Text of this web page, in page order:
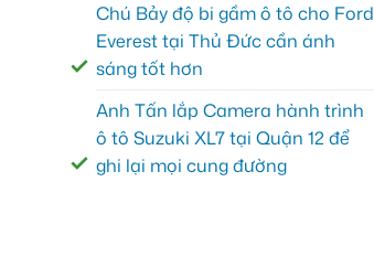
Chú Bảy độ bi gầm ô tô cho Ford
Everest tại Thủ Đức cần ánh
sáng tốt hơn
Anh Tấn lắp Camera hành trình
ô tô Suzuki XL7 tại Quận 12 để
ghi lại mọi cung đường